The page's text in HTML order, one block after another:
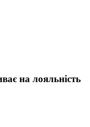
на лояльність